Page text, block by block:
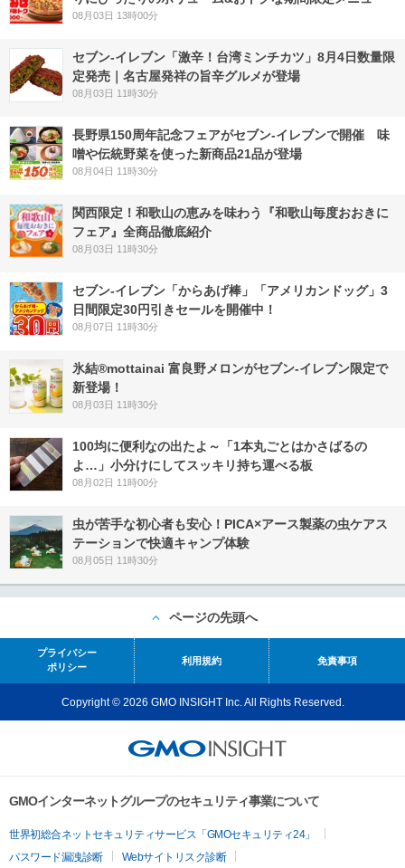
08月03日 13時00分
セブン-イレブン「激辛！台湾ミンチカツ」8月4日数量限
定発売｜名古屋発祥の旨辛グルメが登場
08月03日 11時30分
長野県150周年記念フェアがセブン-イレブンで開催 味
噌や伝統野菜を使った新商品21品が登場
08月04日 11時30分
関西限定！和歌山の恵みを味わう『和歌山毎度おおきに
フェア』全商品徹底紹介
08月03日 11時30分
セブン‐イレブン「からあげ棒」「アメリカンドッグ」3
日間限定30円引きセールを開催中！
08月07日 11時30分
氷結®mottainai 富良野メロンがセブン‐イレブン限定で
新登場！
08月03日 11時30分
100均に便利なの出たよ～「1本丸ごとはかさばるの
よ…」小分けにしてスッキリ持ち運べる板
08月02日 11時00分
虫が苦手な初心者も安心！PICA×アース製薬の虫ケアス
テーションで快適キャンプ体験
08月05日 11時30分
ページの先頭へ
プライバシー
ポリシー
利用規約 免責事項
Copyright © 2026 GMO INSIGHT Inc. All Rights Reserved.
GMOインターネットグループのセキュリティ事業について
世界初総合ネットセキュリティサービス「GMOセキュリティ24」
パスワード漏洩診断
Webサイトリスク診断